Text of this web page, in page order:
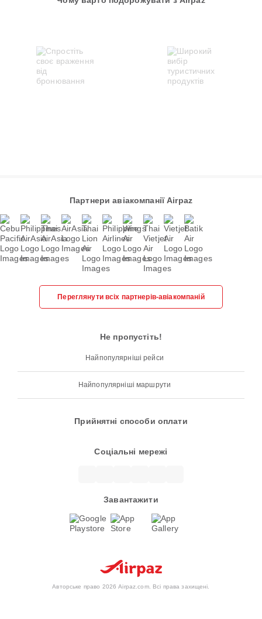
Партнери авіакомпанії Airpaz
Переглянути всіх партнерів-авіакомпаній
Не пропустіть!
Найпопулярніші рейси
Найпопулярніші маршрути
Прийнятні способи оплати
Соціальні мережі
Завантажити
Авторське право 2026 Airpaz.com. Всі права захищені.